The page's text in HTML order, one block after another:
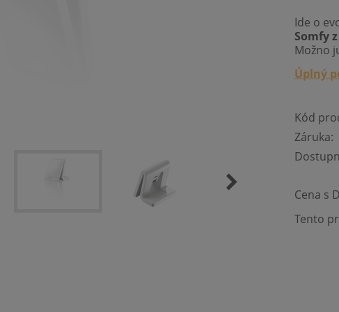
Ide o
Somfy
Možno
Úplný
Kód
Záruka:
Cena s
Tento